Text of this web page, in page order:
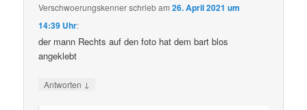
Verschwoerungskennerschriebam26. April 2021 um
14:39 Uhr:
der mann Rechts auf den foto hat dem bart blos
angeklebt
Antworten ↓